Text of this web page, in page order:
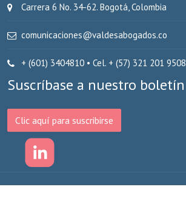
​Carrera 6 No. 34-62. Bogotá, Colombia
comunicaciones@valdesabogados.co
+ (601) 3404810 • Cel. + (57) 321 201 9508
Suscríbase a nuestro boletín
Clic aquí para suscribirse